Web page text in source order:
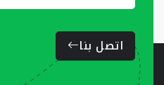
اتصل بنا